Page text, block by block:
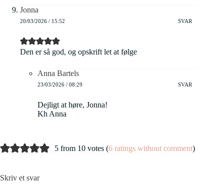
Jonna
20/03/2026 / 15:52 SVAR
Den er så god, og opskrift let at følge
Anna Bartels
23/03/2026 / 08:29 SVAR
Dejligt at høre, Jonna!
Kh Anna
5 from 10 votes (6 ratings without comment)
Skriv et svar